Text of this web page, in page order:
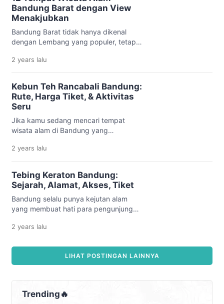
bawah ini akan dibahas tempat wisata
alam di Garut. Yuk, simak dan siapkan
rencana liburanmu! Rekomendasi
Tempat Wisata Alam di Garut Tempat
wisata alam […]
Bandung Barat dengan View
Menakjubkan
Bandung Barat tidak hanya dikenal
dengan Lembang yang populer, tetapi
wisata alam yang bisa dibilang sebagai
surga tersembunyi. Dengan
pemandangan memukau dan udara
sejuk khas pegunungan, tempat-
tempat ini sangat cocok bagi mereka
yang ingin melepaskan diri sejenak dari
rutinitas dan hiruk pikuk kota. Berikut
adalah tempat wisata alam Bandung
2 years lalu
Kebun Teh Rancabali Bandung:
Rute, Harga Tiket, & Aktivitas
Seru
Jika kamu sedang mencari tempat
wisata alam di Bandung yang
udara sejuk, serta spot foto yang
aesthetic, Kebun Teh Rancabali
Bandung adalah pilihan yang tepat.
Berada di kawasan Ciwidey,
perkebunan teh ini menawarkan
suasana yang tenang dan cocok untuk
melepas penat dari rutinitas sehari-hari.
yang menawan, […]
2 years lalu
Tebing Keraton Bandung:
Sejarah, Alamat, Akses, Tiket
Bandung selalu punya kejutan alam
yang membuat hati para pengunjung
belakangan ini sangat hits di kalangan
Terletak di kawasan Taman Hutan Raya
Juanda, Tebing Keraton Bandung
sangat memukau dengan suasana
yang sejuk khas pegunungan. Tapi,
tempat ini bukan sekadar spot foto
2 years lalu
LIHAT POSTINGAN LAINNYA
Trending🔥